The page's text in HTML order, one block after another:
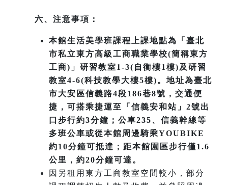
六、注意事項：
本館生活美學班課程上課地點為「臺北
市私立東方高級工商職業學校(簡稱東方
工商)」研習教室1-3(自衡樓1樓)及研習
教室4-6(科技教學大樓5樓)。地址為臺北
市大安區信義路4段186巷8號，交通便
捷，可搭乘捷運至「信義安和站」2號出
口步行約3分鐘；公車235、信義幹線等
多班公車或從本館周邊騎乘YOUBIKE
約10分鐘可抵達；距本館園區步行僅1.6
公里，約20分鐘可達。
因另租用東方工商教室空間較小，部分